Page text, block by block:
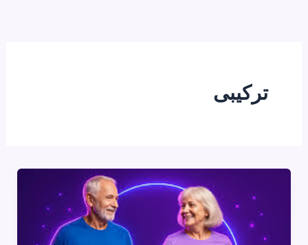
ترکیبی